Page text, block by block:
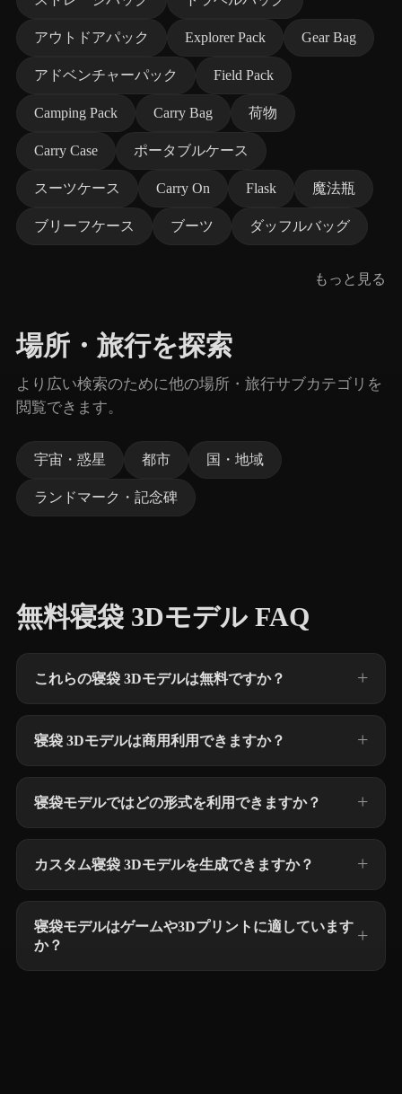
アウトドアパック Explorer Pack Gear Bag
アドベンチャーパック Field Pack
Camping Pack Carry Bag 荷物
Carry Case ポータブルケース
スーツケース Carry On Flask 魔法瓶
ブリーフケース ブーツ ダッフルバッグ
もっと見る
場所・旅行を探索
より広い検索のために他の場所・旅行サブカテゴリを
閲覧できます。
宇宙・惑星 都市 国・地域
ランドマーク・記念碑
無料寝袋 3Dモデル FAQ
これらの寝袋 3Dモデルは無料ですか？
寝袋 3Dモデルは商用利用できますか？
寝袋モデルではどの形式を利用できますか？
カスタム寝袋 3Dモデルを生成できますか？
寝袋モデルはゲームや3Dプリントに適しています
か？